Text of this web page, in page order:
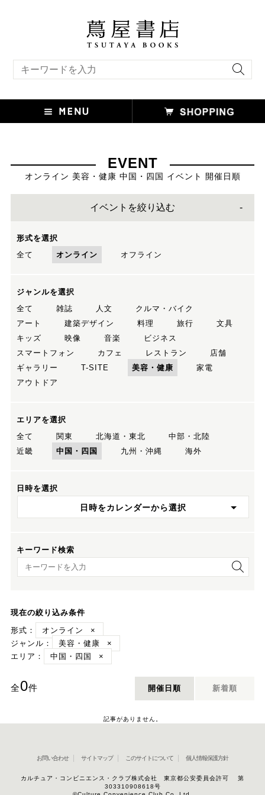
EVENT
オンライン 美容・健康 中国・四国 イベント 開催日順
イベントを絞り込む
形式を選択
全て
オンライン オフライン
ジャンルを選択
全て
雑誌 人文
クルマ・バイク
アート
建築デザイン 料理 旅行
文具
キッズ
映像 音楽
ビジネス
スマートフォン
カフェ レストラン
店舗
ギャラリー
T-SITE 美容・健康
家電
アウトドア
エリアを選択
全て
関東 北海道・東北
中部・北陸
近畿
中国・四国 九州・沖縄 海外
日時を選択
日時をカレンダーから選択
キーワード検索
キーワード検索
現在の絞り込み条件
形式：
オンライン
×
ジャンル：
美容・健康
×
エリア：
中国・四国 ×
全0件 開催日順 新着順
記事がありません。
お問い合わせ サイトマップ このサイトについて 個人情報保護方針
カルチュア・コンビニエンス・クラブ株式会社 東京都公安委員会許可 第
303310908618号